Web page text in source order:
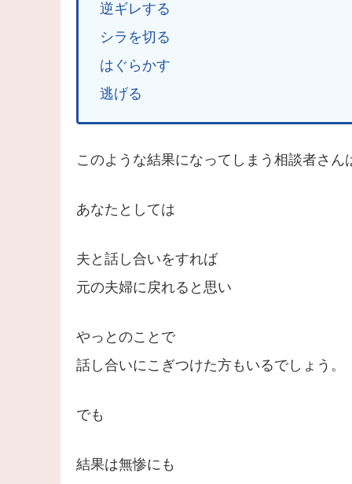
逆ギレする
シラを切る
はぐらかす
逃げる
このような結果になってしまう相談者さん
あなたとしては
夫と話し合いをすれば
元の夫婦に戻れると思い
やっとのことで
話し合いにこぎつけた方もいるでしょう。
でも
結果は無惨にも